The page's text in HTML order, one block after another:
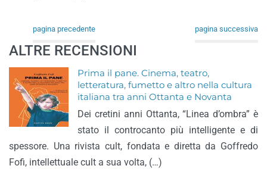
pagina precedente pagina successiva
ALTRE RECENSIONI
Prima il pane. Cinema, teatro,
letteratura, fumetto e altro nella cultura
italiana tra anni Ottanta e Novanta
Dei cretini anni Ottanta, “Linea d’ombra” è
stato il controcanto più intelligente e di
spessore. Una rivista cult, fondata e diretta da Goffredo
Fofi, intellettuale cult a sua volta, (…)